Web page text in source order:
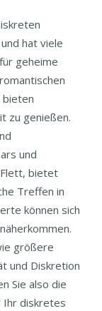
hat viele
geheime
bieten
zu genießen.
und
bietet
Treffen in
können sich
größere
und Diskretion
Sie also die
Ihr diskretes